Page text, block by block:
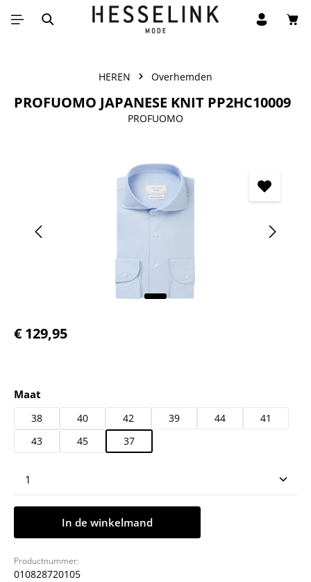
Ga naar de hoofdinhoud
HEREN Overhemden
PROFUOMO JAPANESE KNIT PP2HC10009
PROFUOMO
Normale prijs:
€ 129,95
Selecteer
Maat
38 40 42 39 44
41
43
45 37
Producthoeveelheid: Voer de gewenste
In de winkelmand
Productnummer:
010828720105